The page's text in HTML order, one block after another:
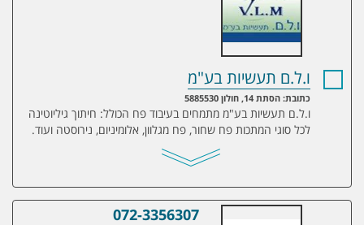
ו.ל.ם תעשיות בע"מ
כתובת: הסתת 14, חולון 5885530
ו.ל.ם תעשיות בע"מ מתמחים בעיבוד פח הכולל: חיתוך גיליוטינה
לכל סוגי המתכות פח שחור, פח מגלוון, אלומיניום, נירוסטה ועוד.
דנבר צבעים וציפויים ישראל בע"מ
072-3356307